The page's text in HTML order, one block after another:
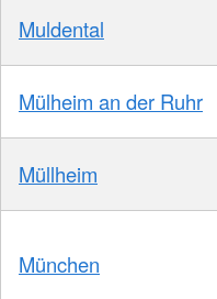
Muldental
Mülheim an der Ruhr
Müllheim
München